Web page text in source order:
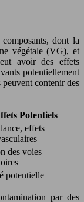
dont la
végétale (VG), et
avoir des effets
potentiellement
contenir des
Potentiels
effets
des voies
potentielle
par des